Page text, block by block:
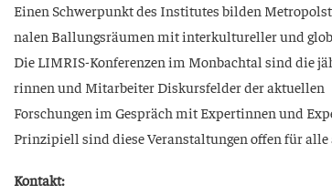
Einen Schwer­punkt des Insti­tu­tes bil­den
na­len Bal­lungs­räu­men mit inter­kul­tu­rel­ler und
Die LIM­RIS-Kon­fe­ren­zen im Mon­bach­tal sind die
rin­nen und Mit­ar­bei­ter Dis­kurs­fel­der der aktuellen
For­schun­gen im Gespräch mit Exper­tin­nen und
Prin­zi­pi­ell sind die­se Ver­an­stal­tun­gen offen für
Kon­takt: